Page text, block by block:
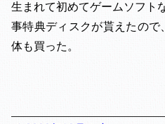
生まれて初めてゲームソフト
事特典ディスクが貰えたの
体も買った。